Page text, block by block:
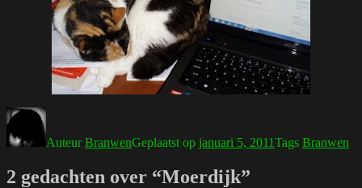
AuteurBranwenGeplaatst op januari 5, 2011Tags Branwen
2 gedachten over “Moerdijk”